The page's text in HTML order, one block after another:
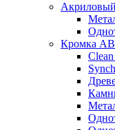
Кромка